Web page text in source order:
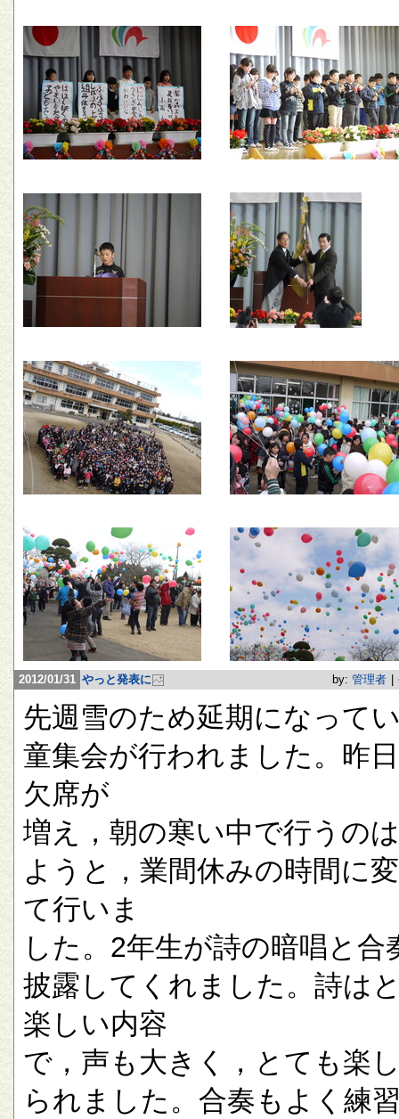
2012/01/31 やっと発表に by: 管理者
先週雪のため延期になって
童集会が行われました。昨
欠席が
増え，朝の寒い中で行うの
ようと，業間休みの時間に
て行いま
した。2年生が詩の暗唱と合
披露してくれました。詩は
楽しい内容
で，声も大きく，とても楽
られました。合奏もよく練